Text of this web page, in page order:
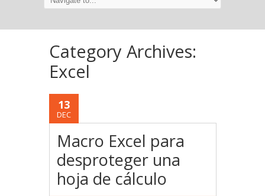
Category Archives:
Excel
13
DEC
Macro Excel para
desproteger una
hoja de cálculo